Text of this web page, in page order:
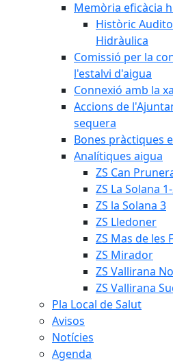
Memòria eficàcia
Històric
Hidràulica
Comissió per la
l'estalvi d'aigua
Connexió amb la
Accions de
sequera
Bones pràctiques
Analítiques aigua
ZS Can
ZS La Solana
ZS la Solana 3
ZS Lledoner
ZS Mas de les
ZS Mirador
ZS Vallirana
ZS Vallirana
Pla Local de Salut
Avisos
Notícies
Agenda